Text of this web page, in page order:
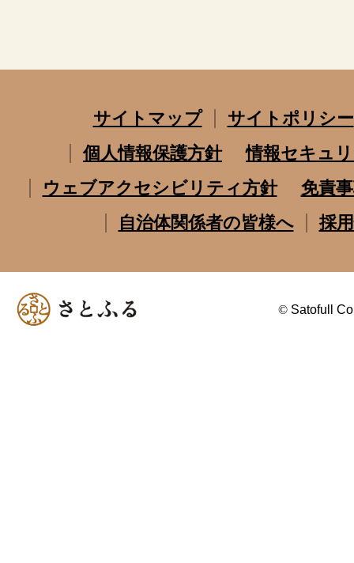
サイトマップ
サイトポリシー
個人情報保護方針
情報セキュ
ウェブアクセシビリティ方針
免責
自治体関係者の皆様へ
採
© Satofull